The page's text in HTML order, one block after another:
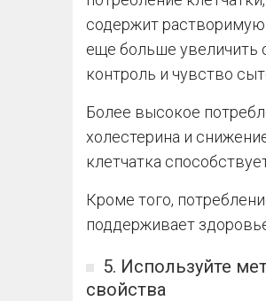
содержит растворимую
еще больше увеличить
контроль и чувство
Более высокое
холестерина и
клетчатка
Кроме того,
поддерживает
5. Используйте
свойства